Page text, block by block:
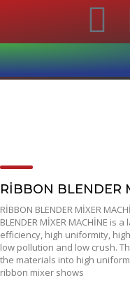
RİBBON BLENDER
RİBBON BLENDER MİXER
BLENDER MİXER MACHİNE
efficiency, high uniformity,
low pollution and low crush.
the materials into high
ribbon mixer shows